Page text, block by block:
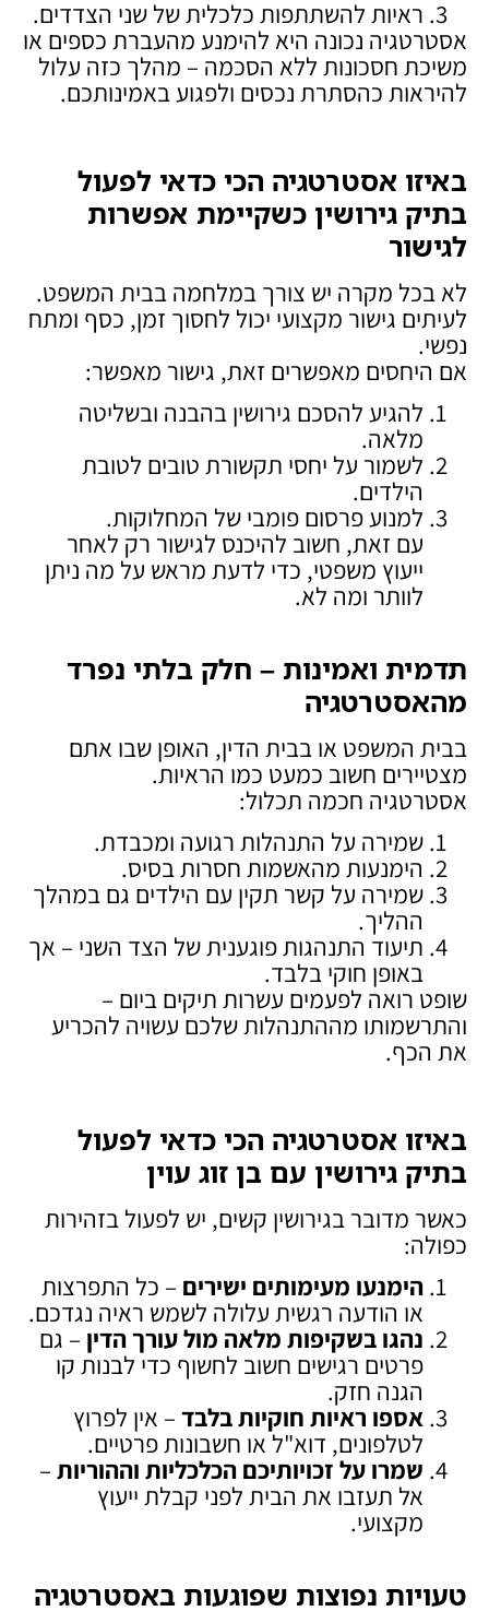
ראיות להשתתפות כלכלית של שני הצדדים.
אסטרטגיה נכונה היא להימנע מהעברת כספים או
משיכת חסכונות ללא הסכמה – מהלך כזה עלול
להיראות כהסתרת נכסים ולפגוע באמינותכם.
באיזו אסטרטגיה הכי כדאי לפעול
בתיק גירושין כשקיימת אפשרות
לגישור
לא בכל מקרה יש צורך במלחמה בבית המשפט.
לעיתים גישור מקצועי יכול לחסוך זמן, כסף ומתח
נפשי.
אם היחסים מאפשרים זאת, גישור מאפשר:
להגיע להסכם גירושין בהבנה ובשליטה
מלאה.
לשמור על יחסי תקשורת טובים לטובת
הילדים.
למנוע פרסום פומבי של המחלוקות.
עם זאת, חשוב להיכנס לגישור רק לאחר
ייעוץ משפטי, כדי לדעת מראש על מה ניתן
לוותר ומה לא.
תדמית ואמינות – חלק בלתי נפרד
מהאסטרטגיה
בבית המשפט או בבית הדין, האופן שבו אתם
מצטיירים חשוב כמעט כמו הראיות.
אסטרטגיה חכמה תכלול:
שמירה על התנהלות רגועה ומכבדת.
הימנעות מהאשמות חסרות בסיס.
שמירה על קשר תקין עם הילדים גם במהלך
ההליך.
תיעוד התנהגות פוגענית של הצד השני – אך
באופן חוקי בלבד.
שופט רואה לפעמים עשרות תיקים ביום –
והתרשמותו מההתנהלות שלכם עשויה להכריע
את הכף.
באיזו אסטרטגיה הכי כדאי לפעול
בתיק גירושין עם בן זוג עוין
כאשר מדובר בגירושין קשים, יש לפעול בזהירות
כפולה:
הימנעו מעימותים ישירים – כל התפרצות
או הודעה רגשית עלולה לשמש ראיה נגדכם.
נהגו בשקיפות מלאה מול עורך הדין – גם
פרטים רגישים חשוב לחשוף כדי לבנות קו
הגנה חזק.
אספו ראיות חוקיות בלבד – אין לפרוץ
לטלפונים, דוא"ל או חשבונות פרטיים.
שמרו על זכויותיכם הכלכליות וההוריות –
אל תעזבו את הבית לפני קבלת ייעוץ
מקצועי.
טעויות נפוצות שפוגעות באסטרטגיה